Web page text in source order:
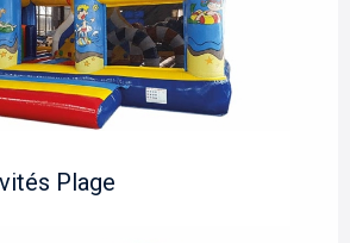
Plage